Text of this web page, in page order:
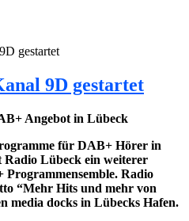
gestartet
9D gestartet
Angebot in Lübeck
für DAB+ Hörer in
Lübeck ein weiterer
Radio
“Mehr Hits und mehr von
media docks in Lübecks Hafen.